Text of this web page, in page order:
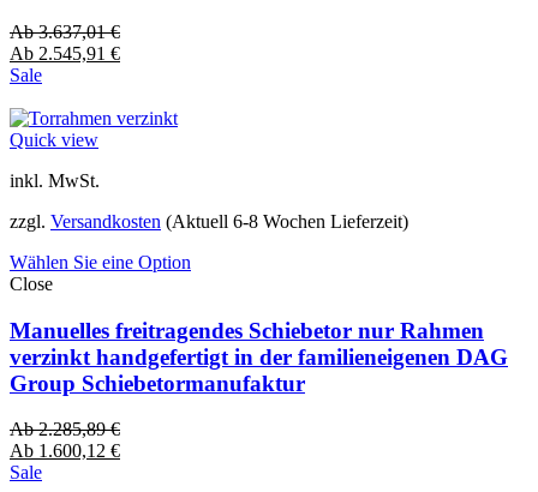
Ab3.637,01€
Ab 2.545,91 €
Sale
Quick view
inkl. MwSt.
zzgl. Versandkosten (Aktuell 6-8 Wochen Lieferzeit)
Wählen Sie eine Option
Close
Manuelles freitragendes Schiebetor nur Rahmen
verzinkt handgefertigt in der familieneigenen DAG
Group Schiebetormanufaktur
Ab2.285,89€
Ab 1.600,12 €
Sale